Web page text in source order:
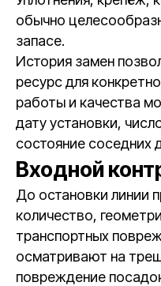
обычно
запасе.
История замен
ресурс для
работы и качества
дату установки,
состояние соседних
Входной
До остановки линии
количество,
транспортных
осматривают на
повреждение